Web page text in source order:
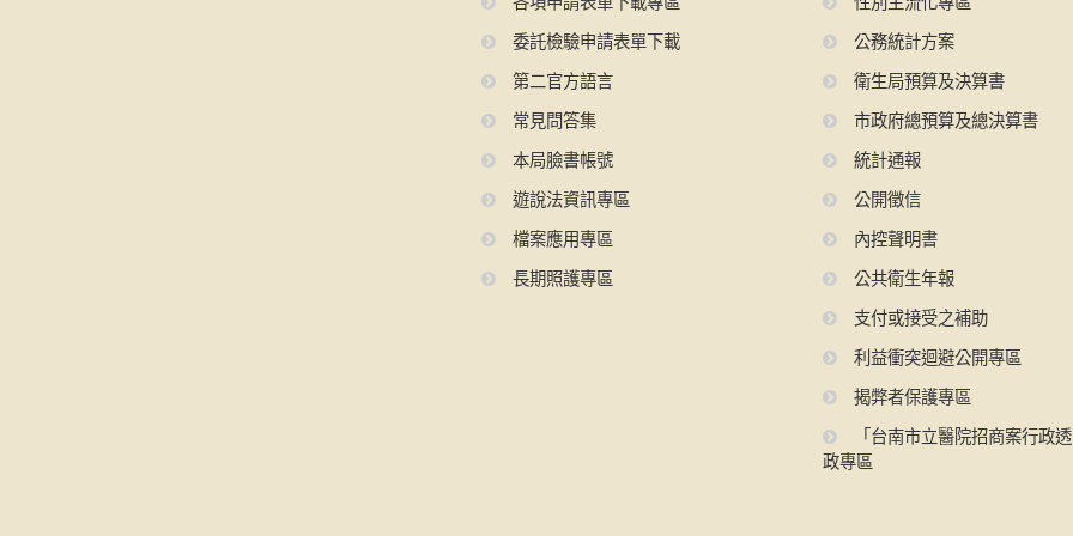
委託檢驗申請表單下載
第二官方語言
常見問答集
本局臉書帳號
遊說法資訊專區
檔案應用專區
長期照護專區
公務統計方案
衛生局預算及決算書
市政府總預算及總決算書
統計通報
公開徵信
內控聲明書
公共衛生年報
支付或接受之補助
利益衝突迴避公開專區
揭弊者保護專區
「台南市立醫院招商案行政
政專區